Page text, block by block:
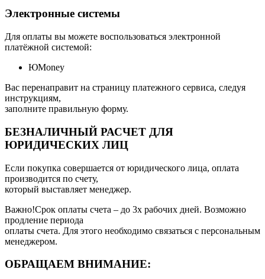
Электронные системы
Для оплаты вы можете воспользоваться электронной
платёжной системой:
ЮMoney
Вас перенаправит на страницу платежного сервиса, следуя
инструкциям,
заполните правильную форму.
БЕЗНАЛИЧНЫЙ РАСЧЕТ ДЛЯ
ЮРИДИЧЕСКИХ ЛИЦ
Если покупка совершается от юридического лица, оплата
производится по счету,
который выставляет менеджер.
Важно!Срок оплаты счета – до 3х рабочих дней. Возможно
продление периода
оплаты счета. Для этого необходимо связаться с персональным
менеджером.
ОБРАЩАЕМ ВНИМАНИЕ: